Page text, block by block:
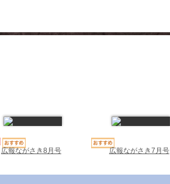
広報ながさき8月号 広報ながさき7月号